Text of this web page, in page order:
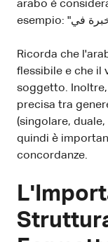
arabo è
Ricorda che
flessibile e che il
soggetto.
precisa tra
(singolare,
quindi è
concordanze.